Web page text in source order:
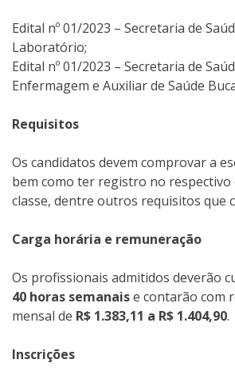
Edital nº 01/2023 – Secretaria de
Laboratório;
Edital nº 01/2023 – Secretaria de
Enfermagem e Auxiliar de Saúde
Requisitos
Os candidatos devem comprovar a
bem como ter registro no respectivo
classe, dentre outros requisitos que
Carga horária e remuneração
Os profissionais admitidos deverão
40 horas semanaise contarão com
mensal de R$ 1.383,11 a R$ 1.404,90.
Inscrições